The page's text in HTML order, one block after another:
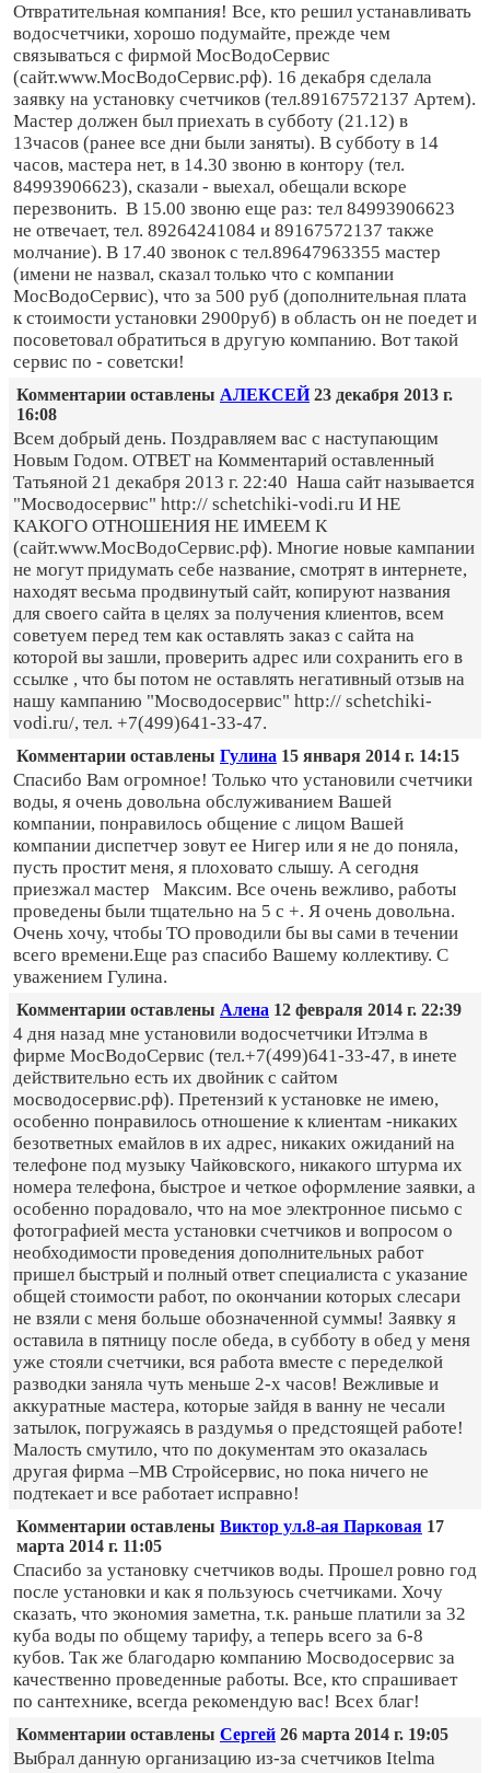
Отвратительная компания! Все, кто решил устанавливать
водосчетчики, хорошо подумайте, прежде чем
связываться с фирмой МосВодоСервис
(сайт.www.МосВодоСервис.рф). 16 декабря сделала
заявку на установку счетчиков (тел.89167572137 Артем).
Мастер должен был приехать в субботу (21.12) в
13часов (ранее все дни были заняты). В субботу в 14
часов, мастера нет, в 14.30 звоню в контору (тел.
84993906623), сказали - выехал, обещали вскоре
перезвонить. В 15.00 звоню еще раз: тел 84993906623
не отвечает, тел. 89264241084 и 89167572137 также
молчание). В 17.40 звонок с тел.89647963355 мастер
(имени не назвал, сказал только что с компании
МосВодоСервис), что за 500 руб (дополнительная плата
к стоимости установки 2900руб) в область он не поедет и
посоветовал обратиться в другую компанию. Вот такой
сервис по - советски!
Комментарии оставлены АЛЕКСЕЙ23 декабря 2013 г.
16:08
Всем добрый день. Поздравляем вас с наступающим
Новым Годом. ОТВЕТ на Комментарий оставленный
Татьяной 21 декабря 2013 г. 22:40 Наша сайт называется
"Мосводосервис" http:// schetchiki-vodi.ru И НЕ
КАКОГО ОТНОШЕНИЯ НЕ ИМЕЕМ К
(сайт.www.МосВодоСервис.рф). Многие новые кампании
не могут придумать себе название, смотрят в интернете,
находят весьма продвинутый сайт, копируют названия
для своего сайта в целях за получения клиентов, всем
советуем перед тем как оставлять заказ с сайта на
которой вы зашли, проверить адрес или сохранить его в
ссылке , что бы потом не оставлять негативный отзыв на
нашу кампанию "Мосводосервис" http:// schetchiki-
vodi.ru/, тел. +7(499)641-33-47.
Комментарии оставлены Гулина 15 января 2014 г. 14:15
Спасибо Вам огромное! Только что установили счетчики
воды, я очень довольна обслуживанием Вашей
компании, понравилось общение с лицом Вашей
компании диспетчер зовут ее Нигер или я не до поняла,
пусть простит меня, я плоховато слышу. А сегодня
приезжал мастер Максим. Все очень вежливо, работы
проведены были тщательно на 5 с +. Я очень довольна.
Очень хочу, чтобы ТО проводили бы вы сами в течении
всего времени.Еще раз спасибо Вашему коллективу. С
уважением Гулина.
Комментарии оставлены Алена 12 февраля 2014 г. 22:39
4 дня назад мне установили водосчетчики Итэлма в
фирме МосВодоСервис (тел.+7(499)641-33-47, в инете
действительно есть их двойник с сайтом
мосводосервис.рф). Претензий к установке не имею,
особенно понравилось отношение к клиентам -никаких
безответных емайлов в их адрес, никаких ожиданий на
телефоне под музыку Чайковского, никакого штурма их
номера телефона, быстрое и четкое оформление заявки, а
особенно порадовало, что на мое электронное письмо с
фотографией места установки счетчиков и вопросом о
необходимости проведения дополнительных работ
пришел быстрый и полный ответ специалиста с указание
общей стоимости работ, по окончании которых слесари
не взяли с меня больше обозначенной суммы! Заявку я
оставила в пятницу после обеда, в субботу в обед у меня
уже стояли счетчики, вся работа вместе с переделкой
разводки заняла чуть меньше 2-х часов! Вежливые и
аккуратные мастера, которые зайдя в ванну не чесали
затылок, погружаясь в раздумья о предстоящей работе!
Малость смутило, что по документам это оказалась
другая фирма –МВ Стройсервис, но пока ничего не
подтекает и все работает исправно!
Комментарии оставлены Виктор ул.8-ая Парковая 17
марта 2014 г. 11:05
Спасибо за установку счетчиков воды. Прошел ровно год
после установки и как я пользуюсь счетчиками. Хочу
сказать, что экономия заметна, т.к. раньше платили за 32
куба воды по общему тарифу, а теперь всего за 6-8
кубов. Так же благодарю компанию Мосводосервис за
качественно проведенные работы. Все, кто спрашивает
по сантехнике, всегда рекомендую вас! Всех благ!
Комментарии оставлены Сергей 26 марта 2014 г. 19:05
Выбрал данную организацию из-за счетчиков Itelma